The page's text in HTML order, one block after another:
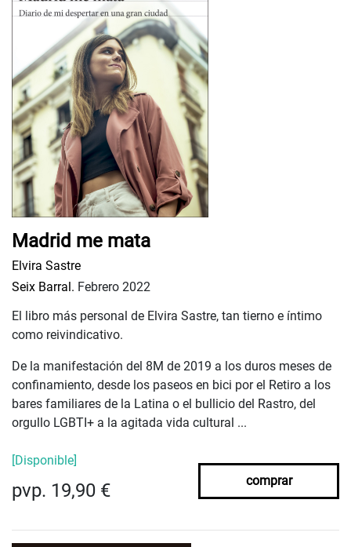
Madrid me mata
Elvira Sastre
Seix Barral. Febrero 2022
El libro más personal de Elvira Sastre, tan tierno e íntimo
como reivindicativo.
De la manifestación del 8M de 2019 a los duros meses de
confinamiento, desde los paseos en bici por el Retiro a los
bares familiares de la Latina o el bullicio del Rastro, del
orgullo LGBTI+ a la agitada vida cultural ...
[Disponible]
pvp. 19,90 € comprar